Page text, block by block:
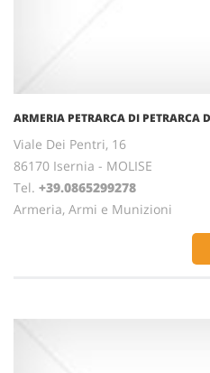
ARMERIA PETRARCA DI PETRARCA
Viale Dei Pentri, 16
86170 Isernia - MOLISE
Tel. +39.0865299278
Armeria, Armi e Munizioni